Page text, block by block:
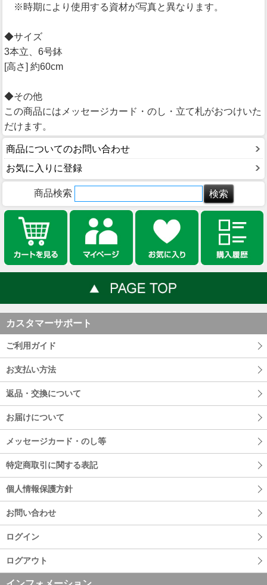
※時期により使用する資材が写真と異なります。
◆サイズ
3本立、6号鉢
[高さ] 約60cm
◆その他
この商品にはメッセージカード・のし・立て札がおつけいた
だけます。
商品についてのお問い合わせ
お気に入りに登録
商品検索
カスタマーサポート
ご利用ガイド
お支払い方法
返品・交換について
お届けについて
メッセージカード・のし等
特定商取引に関する表記
個人情報保護方針
お問い合わせ
ログイン
ログアウト